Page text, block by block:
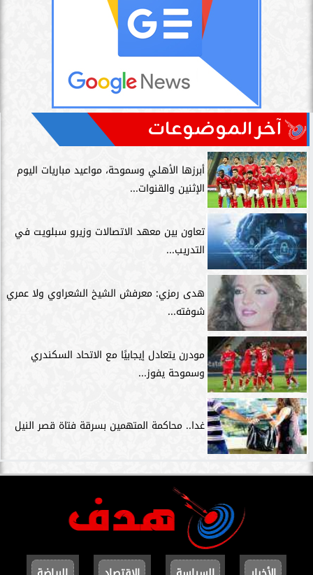
آخر الموضوعات
أبرزها الأهلي وسموحة، مواعيد مباريات اليوم
الإثنين والقنوات...
تعاون بين معهد الاتصالات وزيرو سبلويت في
التدريب...
هدى رمزي: معرفش الشيخ الشعراوي ولا عمري
شوفته...
مودرن يتعادل إيجابيًا مع الاتحاد السكندري
وسموحة يفوز...
غدا.. محاكمة المتهمين بسرقة فتاة قصر النيل